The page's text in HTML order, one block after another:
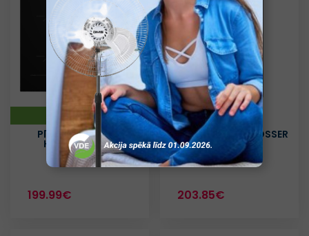
Zaļa Izvēle
Plīts virsma BEKO
HII64200SFMT
199.99€
Plīts virsma SCHLOSSER
PI302Q1
203.85€